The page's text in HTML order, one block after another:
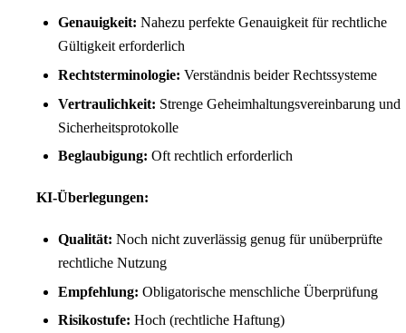
Genauigkeit: Nahezu perfekte Genauigkeit für rechtliche
Gültigkeit erforderlich
Rechtsterminologie: Verständnis beider Rechtssysteme
Vertraulichkeit: Strenge Geheimhaltungsvereinbarung und
Sicherheitsprotokolle
Beglaubigung: Oft rechtlich erforderlich
KI-Überlegungen:
Qualität: Noch nicht zuverlässig genug für unüberprüfte
rechtliche Nutzung
Empfehlung: Obligatorische menschliche Überprüfung
Risikostufe: Hoch (rechtliche Haftung)